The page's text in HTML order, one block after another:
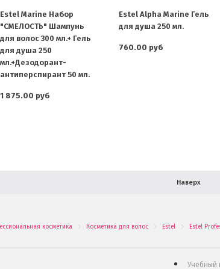
Estel Marine Набор
"СМЕЛОСТЬ" Шампунь
для волос 300 мл.+ Гель
для душа 250
мл.+Дезодорант-
антиперспирант 50 мл.
1 875.00 руб
Estel Alpha Marine Гель
для душа 250 мл.
760.00 руб
Наверх
косметика Косметика для волос Estel Estel
Учебный